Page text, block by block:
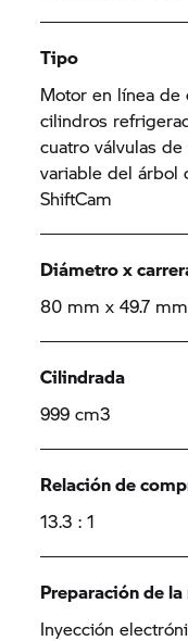
Tipo
Motor en línea
cilindros
cuatro válvulas
variable del árbol
ShiftCam
Diámetro x
80 mm x 49.7 mm
Cilindrada
999 cm3
Relación de
13.3 : 1
Preparación de la
Inyección